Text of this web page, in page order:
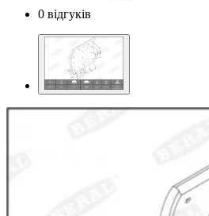
0 відгуків